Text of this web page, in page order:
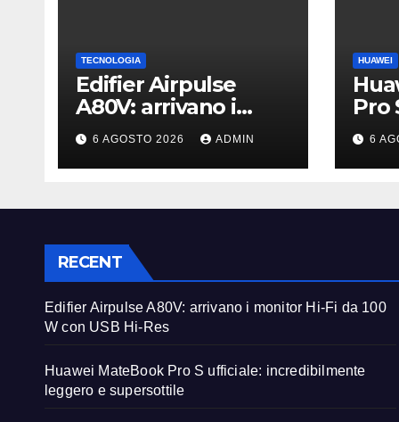
TECNOLOGIA
Edifier Airpulse
A80V: arrivano i
monitor Hi-Fi da 100
W con USB Hi-Res
6 AGOSTO 2026 ADMIN
HUAWEI
Pro
6
RECENT
Edifier Airpulse A80V: arrivano i monitor Hi-Fi da 100
W con USB Hi-Res
Huawei MateBook Pro S ufficiale: incredibilmente
leggero e supersottile